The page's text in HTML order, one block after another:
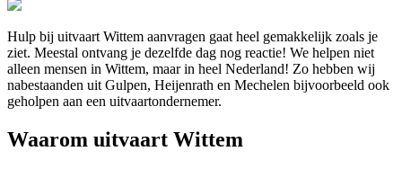
Hulp bij uitvaart Wittem aanvragen gaat heel gemakkelijk zoals je
ziet. Meestal ontvang je dezelfde dag nog reactie! We helpen niet
alleen mensen in Wittem, maar in heel Nederland! Zo hebben wij
nabestaanden uit Gulpen, Heijenrath en Mechelen bijvoorbeeld ook
geholpen aan een uitvaartondernemer.
Waarom uitvaart Wittem